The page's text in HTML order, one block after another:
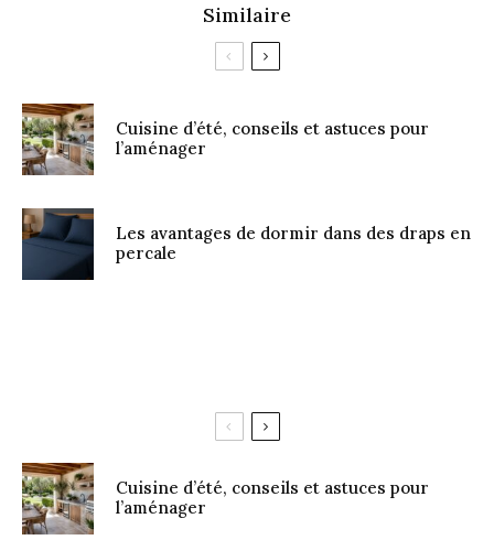
Similaire
Cuisine d’été, conseils et astuces pour
l’aménager
Les avantages de dormir dans des draps en
percale
Cuisine d’été, conseils et astuces pour
l’aménager